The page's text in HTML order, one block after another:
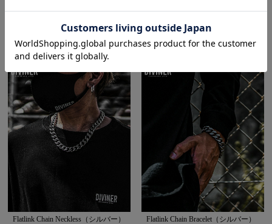
Black Cargo Sarouel Pants
Logo Headband
2,200(tax in)
Flatlink Chain Neckless（シルバー）
Flatlink Chain Bracelet（シルバー）